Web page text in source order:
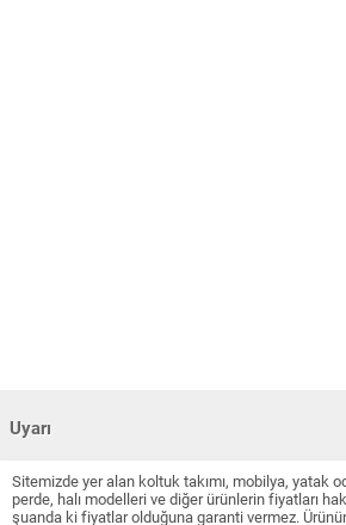
Uyarı
Sitemizde yer alan koltuk takımı, mobilya, yatak
perde, halı modelleri ve diğer ürünlerin fiyatları
şuanda ki fiyatlar olduğuna garanti vermez.